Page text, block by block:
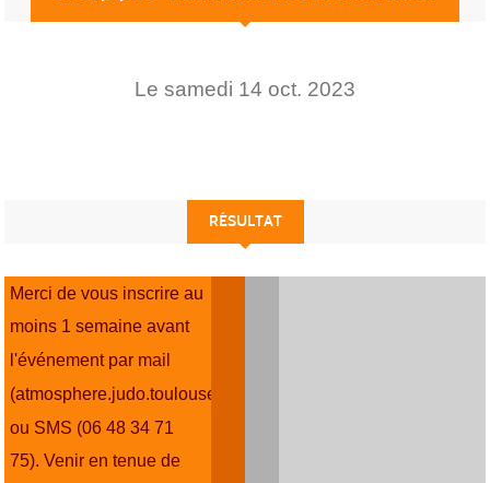
Le samedi 14 oct. 2023
RÉSULTAT
Merci de vous inscrire au
moins 1 semaine avant
l'événement par mail
(atmosphere.judo.toulouse@gmail.com)
ou SMS (06 48 34 71
75). Venir en tenue de